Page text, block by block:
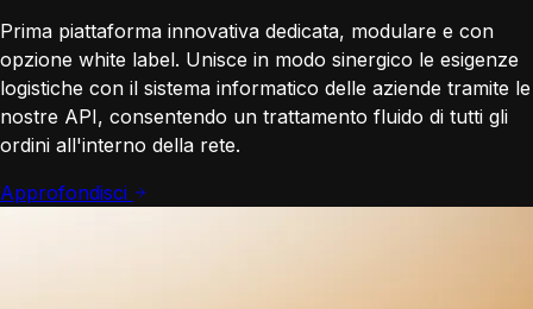
Prima piattaforma innovativa dedicata, modulare e con
opzione white label. Unisce in modo sinergico le esigenze
logistiche con il sistema informatico delle aziende tramite le
nostre API, consentendo un trattamento fluido di tutti gli
ordini all'interno della rete.
Approfondisci